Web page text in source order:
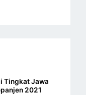
Tingkat Jawa
2021